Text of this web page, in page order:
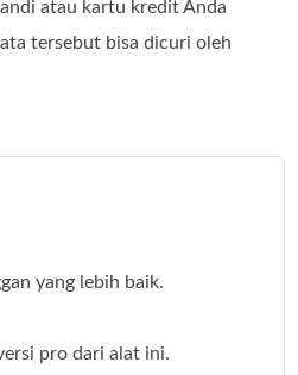
atau kartu kredit Anda
tersebut bisa dicuri oleh
yang lebih baik.
pro dari alat ini.